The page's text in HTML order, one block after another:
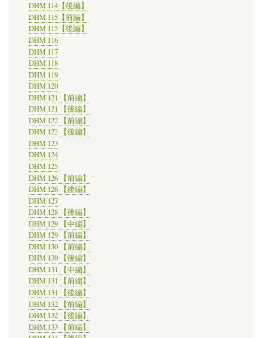
DHM 114【後編】
DHM 115【前編】
DHM 115【後編】
DHM 116
DHM 117
DHM 118
DHM 119
DHM 120
DHM 121 【前編】
DHM 121 【後編】
DHM 122 【前編】
DHM 122 【後編】
DHM 123
DHM 124
DHM 125
DHM 126 【前編】
DHM 126 【後編】
DHM 127
DHM 128 【後編】
DHM 129 【中編】
DHM 129 【前編】
DHM 130 【前編】
DHM 130 【後編】
DHM 131 【中編】
DHM 131 【前編】
DHM 131 【後編】
DHM 132 【前編】
DHM 132 【後編】
DHM 133 【前編】